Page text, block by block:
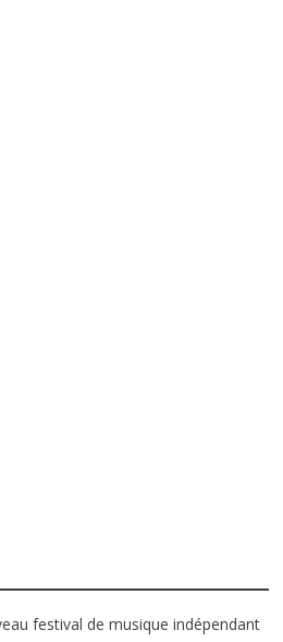
festival de musique indépendant